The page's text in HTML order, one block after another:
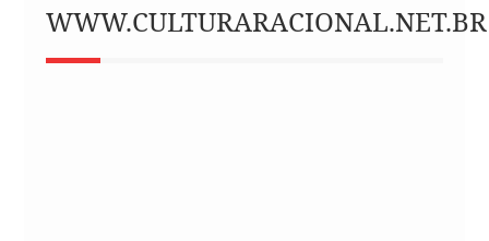
WWW.CULTURARACIONAL.NET.BR